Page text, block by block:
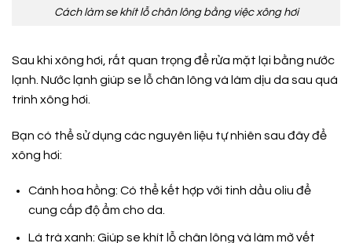
Cách làm se khít lỗ chân lông bằng việc xông hơi
Sau khi xông hơi, rất quan trọng để rửa mặt lại bằng nước
lạnh. Nước lạnh giúp se lỗ chân lông và làm dịu da sau quá
trình xông hơi.
Bạn có thể sử dụng các nguyên liệu tự nhiên sau đây để
xông hơi:
Cánh hoa hồng: Có thể kết hợp với tinh dầu oliu để
cung cấp độ ẩm cho da.
Lá trà xanh: Giúp se khít lỗ chân lông và làm mờ vết